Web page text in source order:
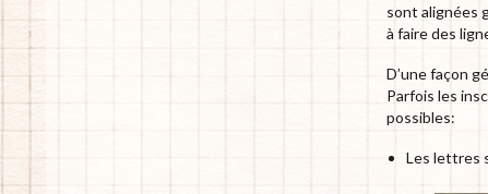
sont alignées
à faire des
D’une façon
Parfois les
possibles:
Les lettres